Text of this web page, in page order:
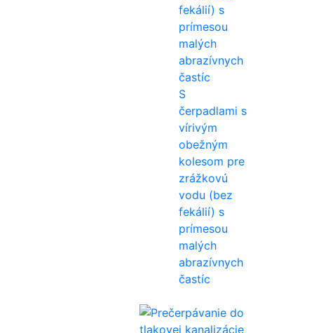
S
čerpadlami s
vírivým
obežným
kolesom pre
zrážkovú
vodu (bez
fekálií) s
prímesou
malých
abrazívnych
častíc